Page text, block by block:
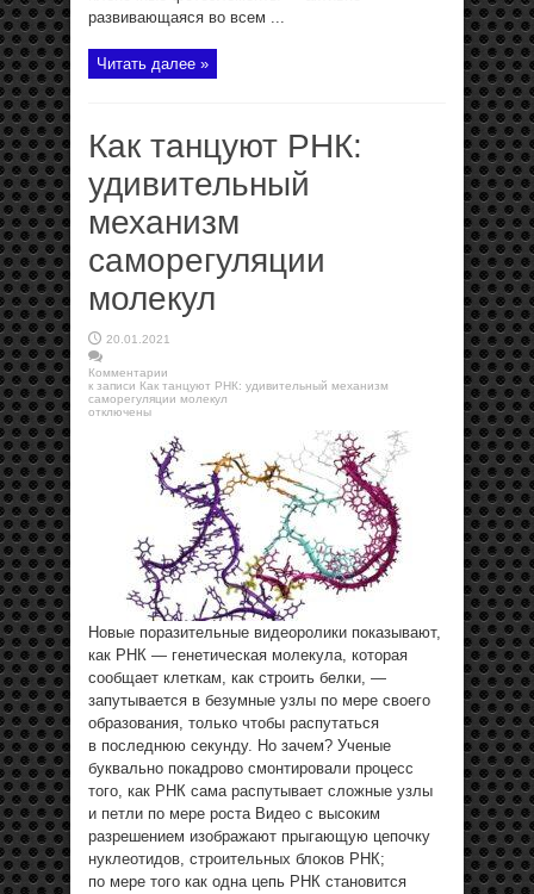
развивающаяся во всем ...
Читать далее »
Как танцуют РНК:
удивительный
механизм
саморегуляции
молекул
20.01.2021
Комментарии
к записи Как танцуют РНК: удивительный механизм
саморегуляции молекул
отключены
Новые поразительные видеоролики показывают,
как РНК — генетическая молекула, которая
сообщает клеткам, как строить белки, —
запутывается в безумные узлы по мере своего
образования, только чтобы распутаться
в последнюю секунду. Но зачем? Ученые
буквально покадрово смонтировали процесс
того, как РНК сама распутывает сложные узлы
и петли по мере роста Видео с высоким
разрешением изображают прыгающую цепочку
нуклеотидов, строительных блоков РНК;
по мере того как одна цепь РНК становится